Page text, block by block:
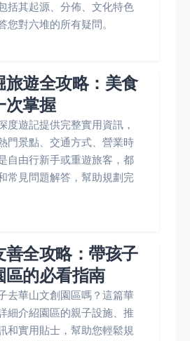
括其起源、分佈、文化特色
您對六堆的所有疑問。
旅遊全攻略：美食
次掌握
度遊記提供完整實用資訊，
門景點、交通方式、營業時
自由行新手或重遊旅客，都
常見問題解答，幫助規劃完
善全攻略：帶孩子
區的必看指南
去華山文創園區嗎？這篇華
細介紹園區的親子設施、推
和實用貼士，幫助您輕鬆規